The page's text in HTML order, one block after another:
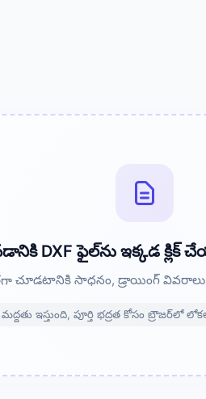
DXF ఫైల్‌ను ఇక్కడ
చూడటానికి సాధనం, డ్రాయింగ్
మద్దతు ఇస్తుంది, పూర్తి భద్రత కోసం బ్రౌజర్‌లో